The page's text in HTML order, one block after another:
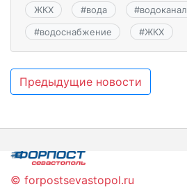
ЖКХ #вода #водоканал
#водоснабжение #ЖКХ
Навигация
записям
Предыдущие новости
© forpostsevastopol.ru